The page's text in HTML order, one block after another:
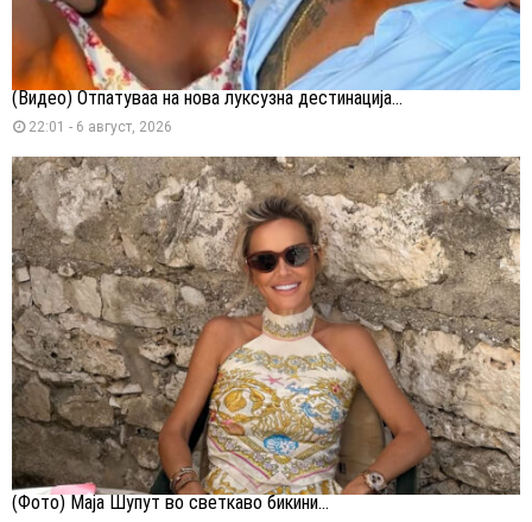
(Видео) Отпатуваа на нова луксузна дестинација...
22:01 - 6 август, 2026
(Фото) Маја Шупут во светкаво бикини...